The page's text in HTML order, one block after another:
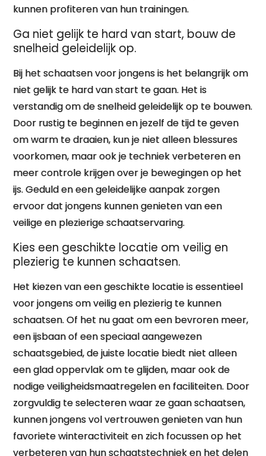
kunnen profiteren van hun trainingen.
Ga niet gelijk te hard van start, bouw de
snelheid geleidelijk op.
Bij het schaatsen voor jongens is het belangrijk om
niet gelijk te hard van start te gaan. Het is
verstandig om de snelheid geleidelijk op te bouwen.
Door rustig te beginnen en jezelf de tijd te geven
om warm te draaien, kun je niet alleen blessures
voorkomen, maar ook je techniek verbeteren en
meer controle krijgen over je bewegingen op het
ijs. Geduld en een geleidelijke aanpak zorgen
ervoor dat jongens kunnen genieten van een
veilige en plezierige schaatservaring.
Kies een geschikte locatie om veilig en
plezierig te kunnen schaatsen.
Het kiezen van een geschikte locatie is essentieel
voor jongens om veilig en plezierig te kunnen
schaatsen. Of het nu gaat om een bevroren meer,
een ijsbaan of een speciaal aangewezen
schaatsgebied, de juiste locatie biedt niet alleen
een glad oppervlak om te glijden, maar ook de
nodige veiligheidsmaatregelen en faciliteiten. Door
zorgvuldig te selecteren waar ze gaan schaatsen,
kunnen jongens vol vertrouwen genieten van hun
favoriete winteractiviteit en zich focussen op het
verbeteren van hun schaatstechniek en het delen